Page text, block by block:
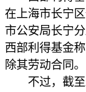
在上海市长宁
市公安局长宁
西部利得基金
除其劳动合同。
不过，截至